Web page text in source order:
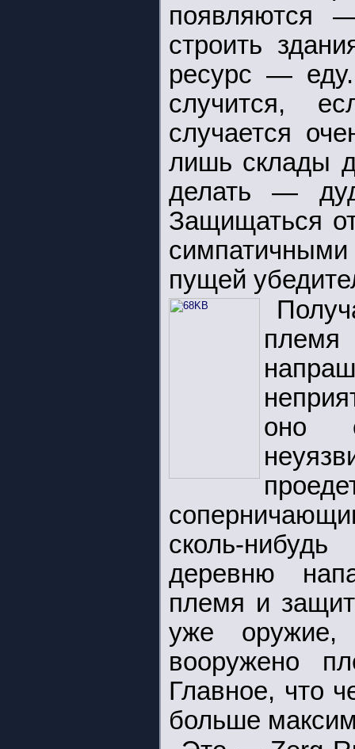
появляются
строить
ресурс —
случится,
случается
лишь склады
делать —
Защищаться
пущей
оно
сколь-
деревню
племя и
уже
вооружено
Главное, что
больше